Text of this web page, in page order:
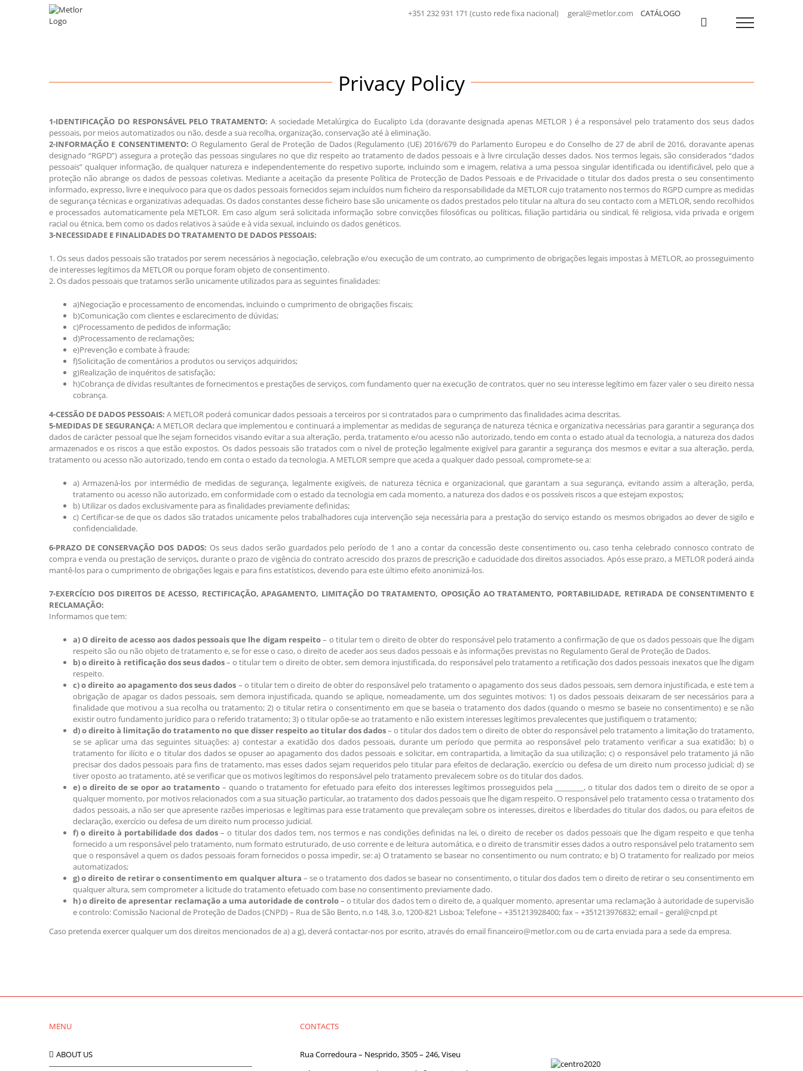
+351 232 931 171 (custo rede fixa nacional) geral@metlor.com CATÁLOGO
Privacy Policy
1-IDENTIFICAÇÃO DO RESPONSÁVEL PELO TRATAMENTO: A sociedade Metalúrgica do Eucalipto Lda (doravante designada apenas METLOR ) é a responsável pelo tratamento dos seus dados
pessoais, por meios automatizados ou não, desde a sua recolha, organização, conservação até à eliminação.
2-INFORMAÇÃO E CONSENTIMENTO: O Regulamento Geral de Proteção de Dados (Regulamento (UE) 2016/679 do Parlamento Europeu e do Conselho de 27 de abril de 2016, doravante apenas
designado “RGPD”) assegura a proteção das pessoas singulares no que diz respeito ao tratamento de dados pessoais e à livre circulação desses dados. Nos termos legais, são considerados “dados
pessoais” qualquer informação, de qualquer natureza e independentemente do respetivo suporte, incluindo som e imagem, relativa a uma pessoa singular identificada ou identificável, pelo que a
proteção não abrange os dados de pessoas coletivas. Mediante a aceitação da presente Política de Protecção de Dados Pessoais e de Privacidade o titular dos dados presta o seu consentimento
informado, expresso, livre e inequívoco para que os dados pessoais fornecidos sejam incluídos num ficheiro da responsabilidade da METLOR cujo tratamento nos termos do RGPD cumpre as medidas
de segurança técnicas e organizativas adequadas. Os dados constantes desse ficheiro base são unicamente os dados prestados pelo titular na altura do seu contacto com a METLOR, sendo recolhidos
e processados automaticamente pela METLOR. Em caso algum será solicitada informação sobre convicções filosóficas ou políticas, filiação partidária ou sindical, fé religiosa, vida privada e origem
racial ou étnica, bem como os dados relativos à saúde e à vida sexual, incluindo os dados genéticos.
3-NECESSIDADE E FINALIDADES DO TRATAMENTO DE DADOS PESSOAIS:
1. Os seus dados pessoais são tratados por serem necessários à negociação, celebração e/ou execução de um contrato, ao cumprimento de obrigações legais impostas à METLOR, ao prosseguimento
de interesses legítimos da METLOR ou porque foram objeto de consentimento.
2. Os dados pessoais que tratamos serão unicamente utilizados para as seguintes finalidades:
a)Negociação e processamento de encomendas, incluindo o cumprimento de obrigações fiscais;
b)Comunicação com clientes e esclarecimento de dúvidas;
c)Processamento de pedidos de informação;
d)Processamento de reclamações;
e)Prevenção e combate à fraude;
f)Solicitação de comentários a produtos ou serviços adquiridos;
g)Realização de inquéritos de satisfação;
h)Cobrança de dívidas resultantes de fornecimentos e prestações de serviços, com fundamento quer na execução de contratos, quer no seu interesse legítimo em fazer valer o seu direito nessa
cobrança.
4-CESSÃO DE DADOS PESSOAIS: A METLOR poderá comunicar dados pessoais a terceiros por si contratados para o cumprimento das finalidades acima descritas.
5-MEDIDAS DE SEGURANÇA: A METLOR declara que implementou e continuará a implementar as medidas de segurança de natureza técnica e organizativa necessárias para garantir a segurança dos
dados de carácter pessoal que lhe sejam fornecidos visando evitar a sua alteração, perda, tratamento e/ou acesso não autorizado, tendo em conta o estado atual da tecnologia, a natureza dos dados
armazenados e os riscos a que estão expostos. Os dados pessoais são tratados com o nível de proteção legalmente exigível para garantir a segurança dos mesmos e evitar a sua alteração, perda,
tratamento ou acesso não autorizado, tendo em conta o estado da tecnologia. A METLOR sempre que aceda a qualquer dado pessoal, compromete-se a:
a) Armazená-los por intermédio de medidas de segurança, legalmente exigíveis, de natureza técnica e organizacional, que garantam a sua segurança, evitando assim a alteração, perda,
tratamento ou acesso não autorizado, em conformidade com o estado da tecnologia em cada momento, a natureza dos dados e os possíveis riscos a que estejam expostos;
b) Utilizar os dados exclusivamente para as finalidades previamente definidas;
c) Certificar-se de que os dados são tratados unicamente pelos trabalhadores cuja intervenção seja necessária para a prestação do serviço estando os mesmos obrigados ao dever de sigilo e
confidencialidade.
6-PRAZO DE CONSERVAÇÃO DOS DADOS: Os seus dados serão guardados pelo período de 1 ano a contar da concessão deste consentimento ou, caso tenha celebrado connosco contrato de
compra e venda ou prestação de serviços, durante o prazo de vigência do contrato acrescido dos prazos de prescrição e caducidade dos direitos associados. Após esse prazo, a METLOR poderá ainda
mantê-los para o cumprimento de obrigações legais e para fins estatísticos, devendo para este último efeito anonimizá-los.
7-EXERCÍCIO DOS DIREITOS DE ACESSO, RECTIFICAÇÃO, APAGAMENTO, LIMITAÇÃO DO TRATAMENTO, OPOSIÇÃO AO TRATAMENTO, PORTABILIDADE, RETIRADA DE CONSENTIMENTO E
RECLAMAÇÃO:
Informamos que tem:
a) O direito de acesso aos dados pessoais que lhe digam respeito– o titular tem o direito de obter do responsável pelo tratamento a confirmação de que os dados pessoais que lhe digam
respeito são ou não objeto de tratamento e, se for esse o caso, o direito de aceder aos seus dados pessoais e às informações previstas no Regulamento Geral de Proteção de Dados.
b) o direito à retificação dos seus dados– o titular tem o direito de obter, sem demora injustificada, do responsável pelo tratamento a retificação dos dados pessoais inexatos que lhe digam
respeito.
c) o direito ao apagamento dos seus dados – o titular tem o direito de obter do responsável pelo tratamento o apagamento dos seus dados pessoais, sem demora injustificada, e este tem a
obrigação de apagar os dados pessoais, sem demora injustificada, quando se aplique, nomeadamente, um dos seguintes motivos: 1) os dados pessoais deixaram de ser necessários para a
finalidade que motivou a sua recolha ou tratamento; 2) o titular retira o consentimento em que se baseia o tratamento dos dados (quando o mesmo se baseie no consentimento) e se não
existir outro fundamento jurídico para o referido tratamento; 3) o titular opõe-se ao tratamento e não existem interesses legítimos prevalecentes que justifiquem o tratamento;
d) o direito à limitação do tratamento no que disser respeito ao titular dos dados– o titular dos dados tem o direito de obter do responsável pelo tratamento a limitação do tratamento,
se se aplicar uma das seguintes situações: a) contestar a exatidão dos dados pessoais, durante um período que permita ao responsável pelo tratamento verificar a sua exatidão; b) o
tratamento for ilícito e o titular dos dados se opuser ao apagamento dos dados pessoais e solicitar, em contrapartida, a limitação da sua utilização; c) o responsável pelo tratamento já não
precisar dos dados pessoais para fins de tratamento, mas esses dados sejam requeridos pelo titular para efeitos de declaração, exercício ou defesa de um direito num processo judicial; d) se
tiver oposto ao tratamento, até se verificar que os motivos legítimos do responsável pelo tratamento prevalecem sobre os do titular dos dados.
e) o direito de se opor ao tratamento – quando o tratamento for efetuado para efeito dos interesses legítimos prosseguidos pela ________, o titular dos dados tem o direito de se opor a
qualquer momento, por motivos relacionados com a sua situação particular, ao tratamento dos dados pessoais que lhe digam respeito. O responsável pelo tratamento cessa o tratamento dos
dados pessoais, a não ser que apresente razões imperiosas e legítimas para esse tratamento que prevaleçam sobre os interesses, direitos e liberdades do titular dos dados, ou para efeitos de
declaração, exercício ou defesa de um direito num processo judicial.
f) o direito à portabilidade dos dados– o titular dos dados tem, nos termos e nas condições definidas na lei, o direito de receber os dados pessoais que lhe digam respeito e que tenha
fornecido a um responsável pelo tratamento, num formato estruturado, de uso corrente e de leitura automática, e o direito de transmitir esses dados a outro responsável pelo tratamento sem
que o responsável a quem os dados pessoais foram fornecidos o possa impedir, se: a) O tratamento se basear no consentimento ou num contrato; e b) O tratamento for realizado por meios
automatizados;
g) o direito de retirar o consentimento em qualquer altura – se o tratamento dos dados se basear no consentimento, o titular dos dados tem o direito de retirar o seu consentimento em
qualquer altura, sem comprometer a licitude do tratamento efetuado com base no consentimento previamente dado.
h) o direito de apresentar reclamação a uma autoridade de controlo– o titular dos dados tem o direito de, a qualquer momento, apresentar uma reclamação à autoridade de supervisão
e controlo: Comissão Nacional de Proteção de Dados (CNPD) – Rua de São Bento, n.o 148, 3.o, 1200-821 Lisboa; Telefone – +351213928400; fax – +351213976832; email – geral@cnpd.pt
Caso pretenda exercer qualquer um dos direitos mencionados de a) a g), deverá contactar-nos por escrito, através do email financeiro@metlor.com ou de carta enviada para a sede da empresa.
MENU
ABOUT US
CONTACTS
Rua Corredoura – Nesprido, 3505 – 246, Viseu